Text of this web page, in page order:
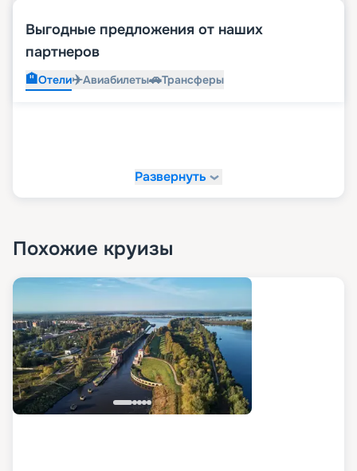
Выгодные предложения от наших
партнеров
🏨Отели✈️Авиабилеты🚗Трансферы
Развернуть
Похожие круизы